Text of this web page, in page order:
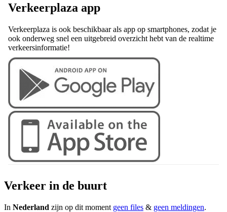
Verkeerplaza app
Verkeerplaza is ook beschikbaar als app op smartphones, zodat je
ook onderweg snel een uitgebreid overzicht hebt van de realtime
verkeersinformatie!
Verkeer in de buurt
In Nederland zijn op dit moment geen files & geen meldingen.